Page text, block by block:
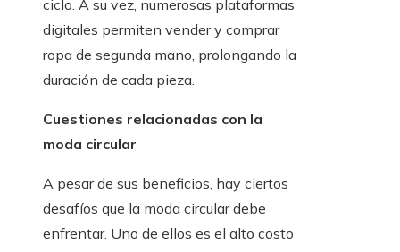
ciclo. A su vez, numerosas plataformas
digitales permiten vender y comprar
ropa de segunda mano, prolongando la
duración de cada pieza.
Cuestiones relacionadas con la
moda circular
A pesar de sus beneficios, hay ciertos
desafíos que la moda circular debe
enfrentar. Uno de ellos es el alto costo